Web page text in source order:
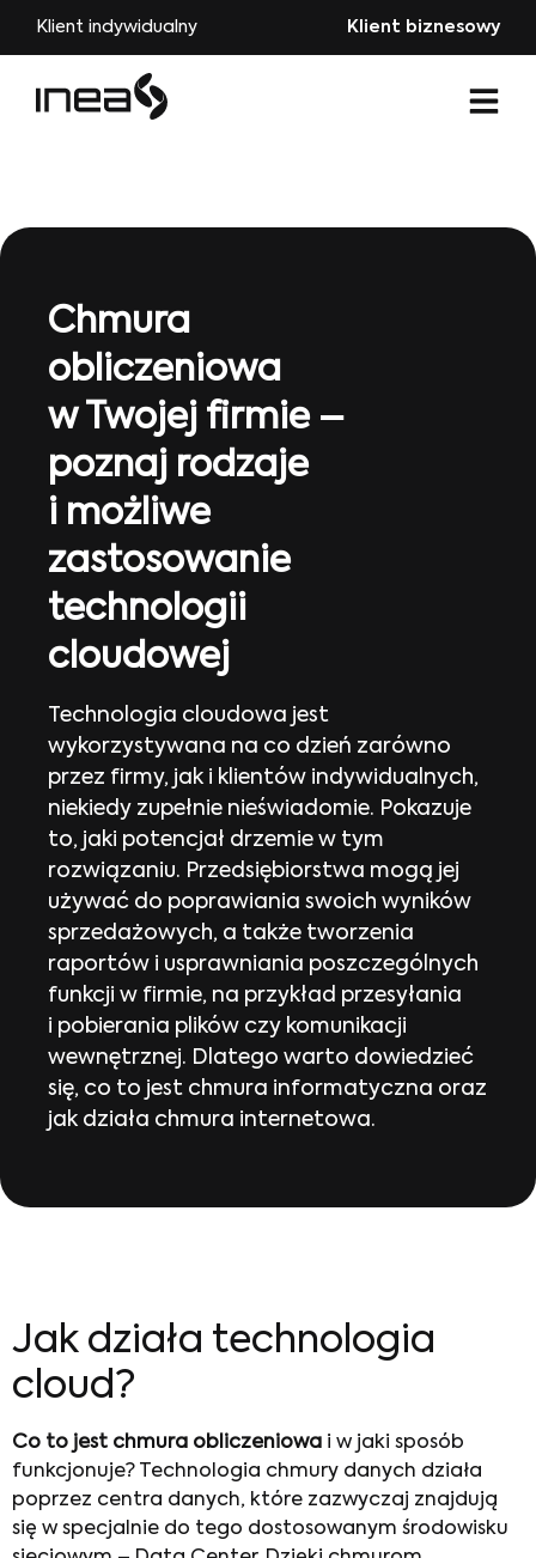
Klient indywidualny Klient biznesowy
Chmura
obliczeniowa
w Twojej firmie –
poznaj rodzaje
i możliwe
zastosowanie
technologii
cloudowej
Technologia cloudowa jest
wykorzystywana na co dzień zarówno
przez firmy, jak i klientów indywidualnych,
niekiedy zupełnie nieświadomie. Pokazuje
to, jaki potencjał drzemie w tym
rozwiązaniu. Przedsiębiorstwa mogą jej
używać do poprawiania swoich wyników
sprzedażowych, a także tworzenia
raportów i usprawniania poszczególnych
funkcji w firmie, na przykład przesyłania
i pobierania plików czy komunikacji
wewnętrznej. Dlatego warto dowiedzieć
się, co to jest chmura informatyczna oraz
jak działa chmura internetowa.
Jak działa technologia
cloud?
Co to jest chmura obliczeniowa i w jaki sposób
funkcjonuje? Technologia chmury danych działa
poprzez centra danych, które zazwyczaj znajdują
się w specjalnie do tego dostosowanym środowisku